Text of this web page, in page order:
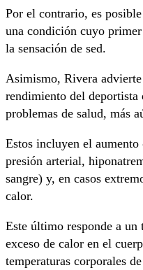
Por el contrario, es
una condición cuyo
la sensación de sed.
Asimismo, Rivera
rendimiento del deportista
problemas de salud, más
Estos incluyen el
presión arterial,
sangre) y, en casos
calor.
Este último responde a un
exceso de calor en el
temperaturas corporales